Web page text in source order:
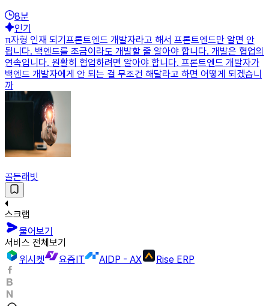
8분
인기
π자형 인재 되기프론트엔드 개발자라고 해서 프론트엔드만 알면 안
됩니다. 백엔드를 조금이라도 개발할 줄 알아야 합니다. 개발은 협업의
연속입니다. 원활히 협업하려면 알아야 합니다. 프론트엔드 개발자가
백엔드 개발자에게 안 되는 걸 무조건 해달라고 하면 어떻게 되겠습니
까
골든래빗
스크랩
물어보기
서비스 전체보기
위시켓
요즘IT AIDP - AX Rise ERP